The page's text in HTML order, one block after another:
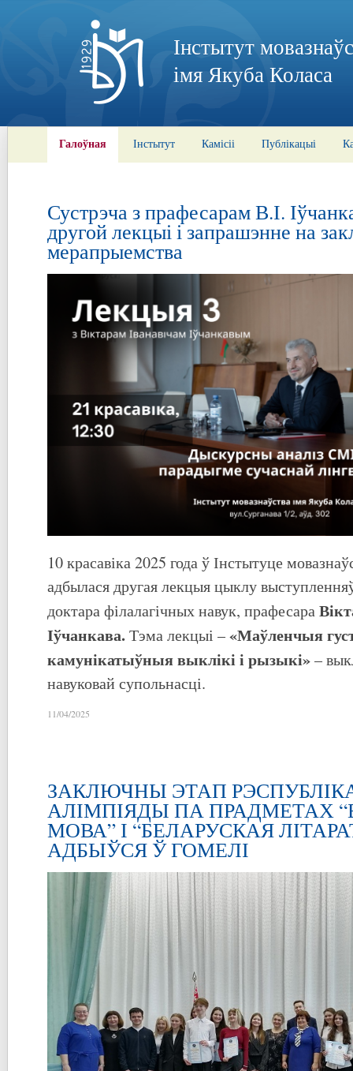
Інстытут
імя Якуба Коласа
Галоўная Інстытут Камісіі Публікацыі
Сустрэча з прафесарам В.І.
другой лекцыі і запрашэнне на
мерапрыемства
10 красавіка 2025 года ў Інстытуце
адбылася другая лекцыя цыклу
доктара філалагічных навук, прафесара
Іўчанкава.Тэма лекцыі –«Маўленчыя
камунікатыўныя выклікі і рызыкі»–
навуковай супольнасці.
11/04/2025
ЗАКЛЮЧНЫ ЭТАП
АЛІМПІЯДЫ ПА ПРАДМЕТАХ
МОВА” І “БЕЛАРУСКАЯ
АДБЫЎСЯ Ў ГОМЕЛІ